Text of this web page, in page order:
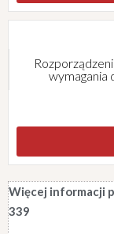
wymagania
Więcej informacji
339